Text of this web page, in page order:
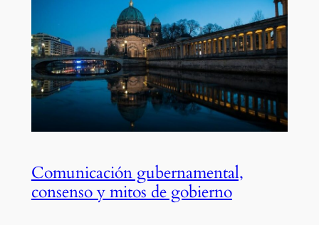
Comunicación gubernamental,
consenso y mitos de gobierno